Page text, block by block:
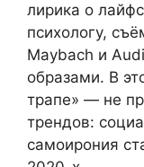
лирика о
психологу,
Maybach и
образами. В
трапе» — не
трендов:
самоирония